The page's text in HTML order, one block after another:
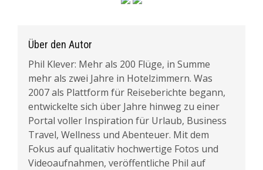
Über den Autor
Phil Klever: Mehr als 200 Flüge, in Summe
mehr als zwei Jahre in Hotelzimmern. Was
2007 als Plattform für Reiseberichte begann,
entwickelte sich über Jahre hinweg zu einer
Portal voller Inspiration für Urlaub, Business
Travel, Wellness und Abenteuer. Mit dem
Fokus auf qualitativ hochwertige Fotos und
Videoaufnahmen, veröffentliche Phil auf